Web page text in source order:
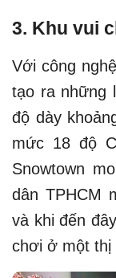
3. Khu vui
Với công
tạo ra những
độ dày
mức 18 độ
Snowtown
dân TPHCM
và khi đến
chơi ở một thị